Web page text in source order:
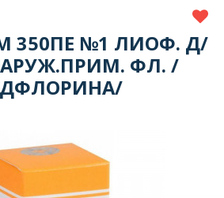
350ПЕ №1 ЛИОФ. Д/
ФЛ. /